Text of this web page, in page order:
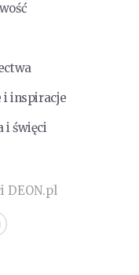
i inspiracje
i święci
DEON.pl